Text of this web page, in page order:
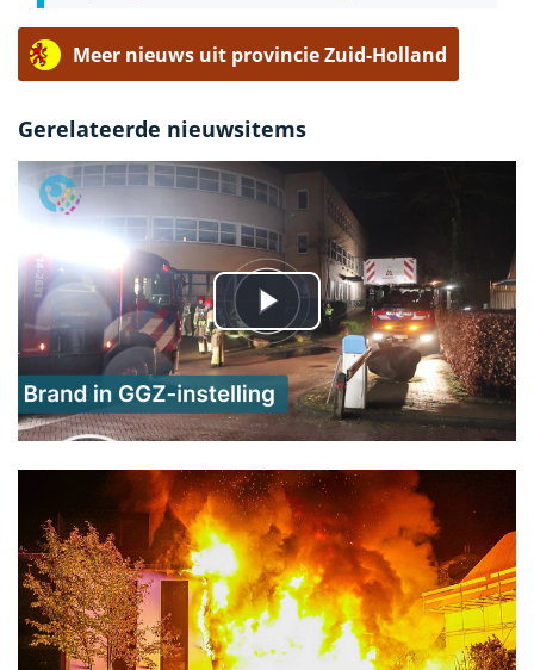
Meer nieuws uit provincie Zuid-Holland
Gerelateerde nieuwsitems